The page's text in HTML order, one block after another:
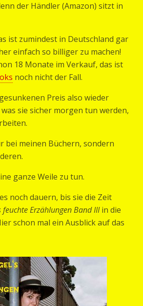
der Händler (Amazon) sitzt in
ist zumindest in Deutschland gar
einfach so billiger zu machen!
18 Monate im Verkauf, das ist
noch nicht der Fall.
Preis also wieder
sie sicher morgen tun werden,
bei meinen Büchern, sondern
ganze Weile zu tun.
noch dauern, bis sie die Zeit
feuchte Erzählungen Band IIIin die
schon mal ein Ausblick auf das